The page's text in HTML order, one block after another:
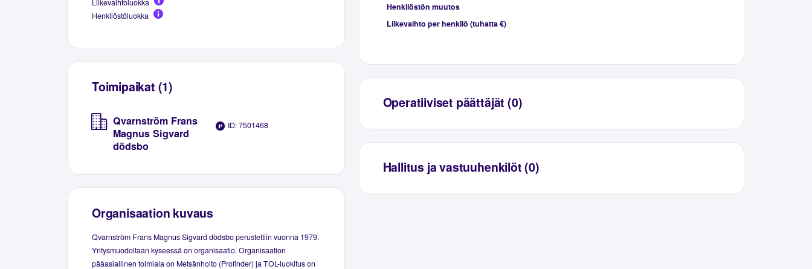
Liikevaihtoluokka
Henkilöstöluokka
Toimipaikat (1)
Qvarnström Frans
Magnus Sigvard
dödsbo
ID: 7501468
Organisaation kuvaus
Qvarnström Frans Magnus Sigvard dödsbo perustettiin vuonna 1979.
Yritysmuodoltaan kyseessä on organisaatio. Organisaation
pääasiallinen toimiala on Metsänhoito (Profinder) ja TOL-luokitus on
Henkilöstön muutos
Liikevaihto per henkilö (tuhatta €)
Operatiiviset päättäjät (0)
Hallitus ja vastuuhenkilöt (0)